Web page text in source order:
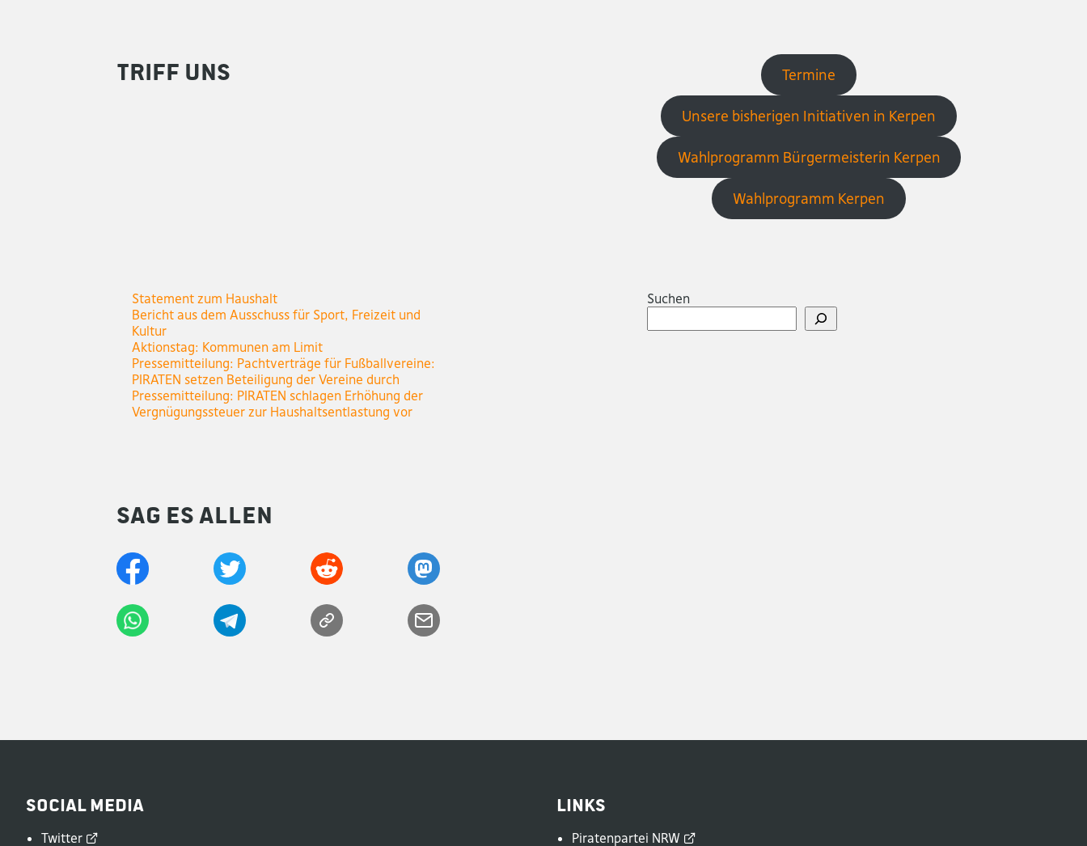
Triff uns Termine
Unsere bisherigen Initiativen in Kerpen
Wahlprogramm Bürgermeisterin Kerpen
Wahlprogramm Kerpen
Statement zum Haushalt
Bericht aus dem Ausschuss für Sport, Freizeit und
Kultur
Aktionstag: Kommunen am Limit
Pressemitteilung: Pachtverträge für Fußballvereine:
PIRATEN setzen Beteiligung der Vereine durch
Pressemitteilung: PIRATEN schlagen Erhöhung der
Vergnügungssteuer zur Haushaltsentlastung vor
Suchen
Sag es allen
Social Media
Twitter
Links
Piratenpartei NRW